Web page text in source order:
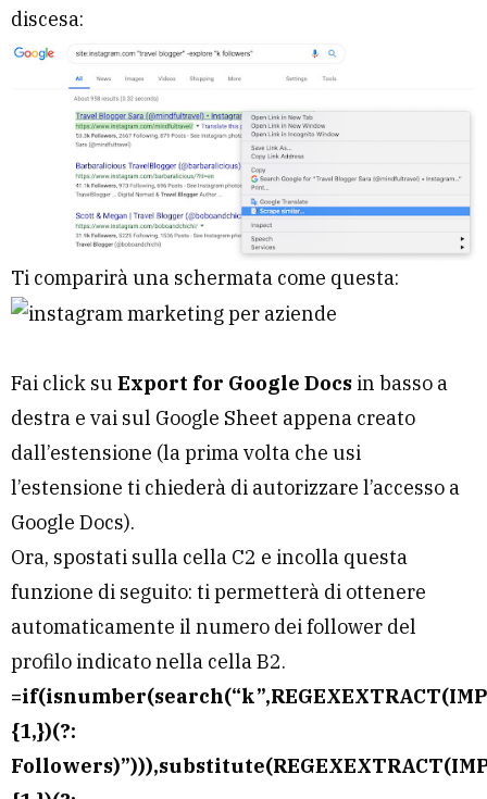
discesa:
Ti comparirà una schermata come questa:
Fai click su Export for Google Docsin basso a
destra e vai sul Google Sheet appena creato
dall’estensione (la prima volta che usi
l’estensione ti chiederà di autorizzare l’accesso a
Google Docs).
Ora, spostati sulla cella C2 e incolla questa
funzione di seguito: ti permetterà di ottenere
automaticamente il numero dei follower del
profilo indicato nella cella B2.
{1,})(?: